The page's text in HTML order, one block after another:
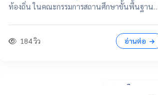
ท้องถิ่น ในคณะกรรมการสถานศึกษาขั้นพื้นฐาน
184 วิว อ่านต่อ
28 มีนาคม 2569